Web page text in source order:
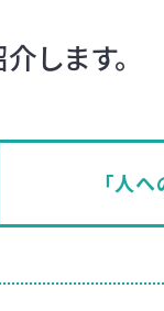
します。
「人